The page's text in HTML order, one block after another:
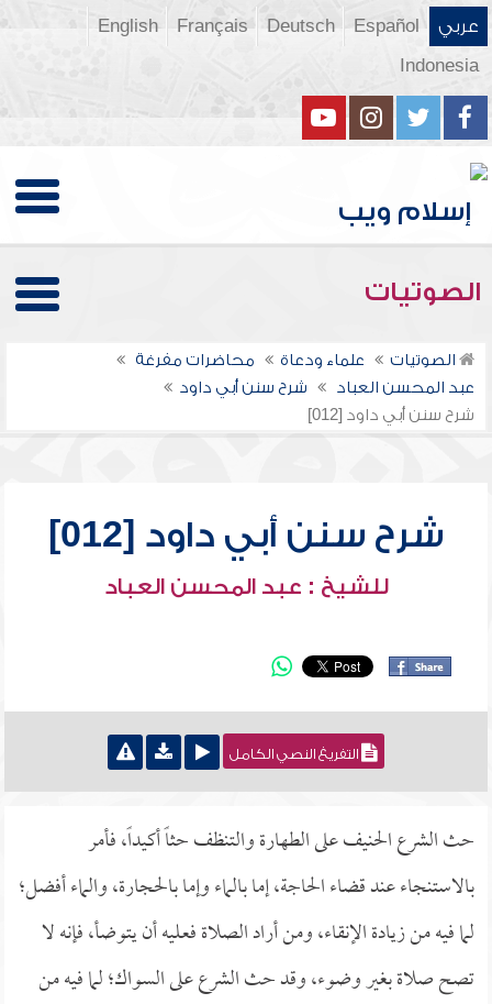
عربي Español
Deutsch
Français
English
Indonesia
الصوتيات
الصوتيات علماء ودعاة
محاضرات مفرغة
عبد المحسن العباد
شرح سنن أبي داود
شرح سنن أبي داود [012]
شرح سنن أبي داود [012]
للشيخ : عبد المحسن العباد
التفريغ النصي الكامل
حث الشرع الحنيف على الطهارة والتنظف حثاً أكيداً، فأمر
بالاستنجاء عند قضاء الحاجة، إما بالماء وإما بالحجارة، والماء أفضل؛
لما فيه من زيادة الإنقاء، ومن أراد الصلاة فعليه أن يتوضأ، فإنه لا
تصح صلاة بغير وضوء، وقد حث الشرع على السواك؛ لما فيه من